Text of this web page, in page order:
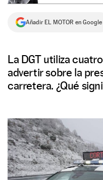
SÍGUENOS
Añadir EL MOTOR en Google
La DGT utiliza
advertir sobre la
carretera. ¿Qué